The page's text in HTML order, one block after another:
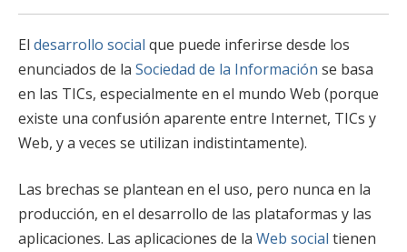
El desarrollo social que puede inferirse desde los
enunciados de la Sociedad de la Información se basa
en las TICs, especialmente en el mundo Web (porque
existe una confusión aparente entre Internet, TICs y
Web, y a veces se utilizan indistintamente).
Las brechas se plantean en el uso, pero nunca en la
producción, en el desarrollo de las plataformas y las
aplicaciones. Las aplicaciones de la Web social tienen